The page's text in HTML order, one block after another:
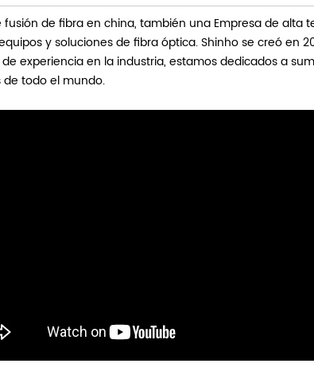
de fibra en china, también unaEmpresa de alta
y soluciones de fibra óptica.Shinho se creó en
experiencia en la industria, estamos dedicados a
todo el mundo.